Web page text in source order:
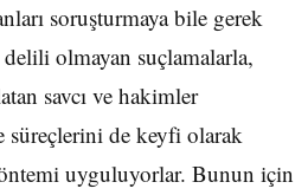
soruşturmaya bile gerek
olmayan suçlamalarla,
savcı ve hakimler
süreçlerini de keyfi olarak
uyguluyorlar. Bunun için